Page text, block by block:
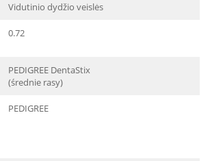
Vidutinio dydžio veislės
0.72
PEDIGREE DentaStix
(średnie rasy)
PEDIGREE